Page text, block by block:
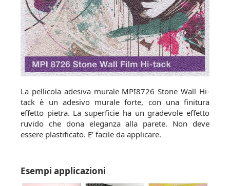
La pellicola adesiva murale MPI8726 Stone Wall Hi-
tack è un adesivo murale forte, con una finitura
effetto pietra. La superficie ha un gradevole effetto
ruvido che dona eleganza alla parete. Non deve
essere plastificato. E' facile da applicare.
Esempi applicazioni